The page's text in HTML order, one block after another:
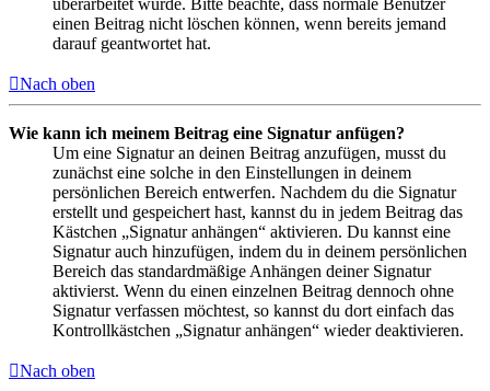
überarbeitet wurde. Bitte beachte, dass normale Benutzer
einen Beitrag nicht löschen können, wenn bereits jemand
darauf geantwortet hat.
Nach oben
Wie kann ich meinem Beitrag eine Signatur anfügen?
Um eine Signatur an deinen Beitrag anzufügen, musst du
zunächst eine solche in den Einstellungen in deinem
persönlichen Bereich entwerfen. Nachdem du die Signatur
erstellt und gespeichert hast, kannst du in jedem Beitrag das
Kästchen „Signatur anhängen“ aktivieren. Du kannst eine
Signatur auch hinzufügen, indem du in deinem persönlichen
Bereich das standardmäßige Anhängen deiner Signatur
aktivierst. Wenn du einen einzelnen Beitrag dennoch ohne
Signatur verfassen möchtest, so kannst du dort einfach das
Kontrollkästchen „Signatur anhängen“ wieder deaktivieren.
Nach oben